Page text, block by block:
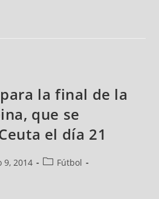
la final de la
que se
el día 21
9, 2014
Fútbol